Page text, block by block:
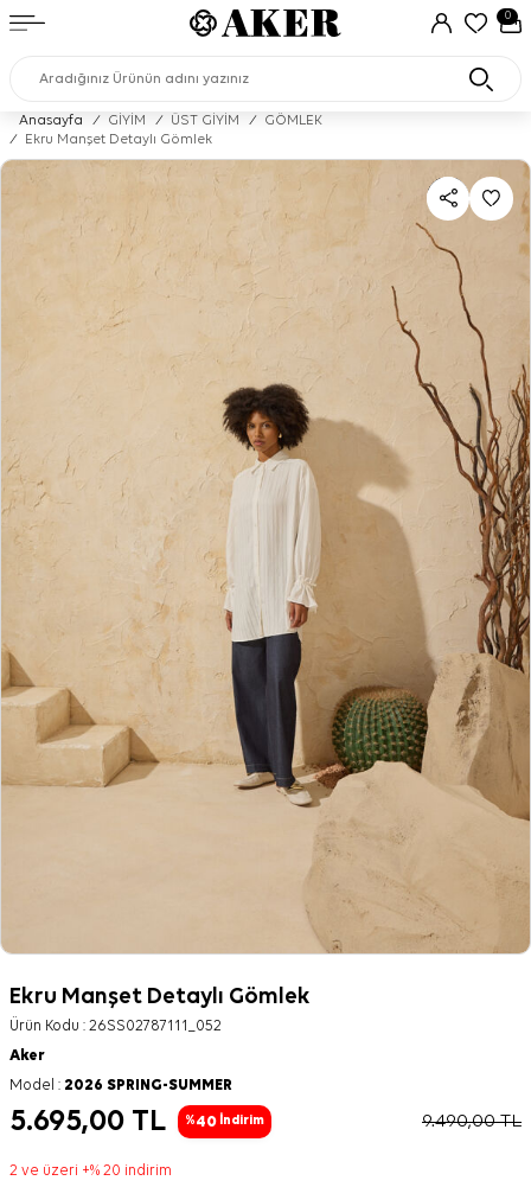
0
Anasayfa / GİYİM / ÜST GİYİM /
GÖMLEK
/
Ekru Manşet Detaylı Gömlek
Ekru Manşet Detaylı Gömlek
Ürün Kodu : 26SS02787111_052
Aker
Model : 2026 SPRING-SUMMER
5.695,00 TL %40 İndirim 9.490,00TL
2 ve üzeri +% 20 indirim